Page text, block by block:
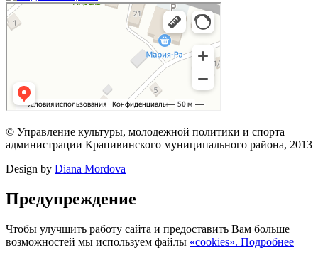
© Управление культуры, молодежной политики и спорта
администрации Крапивинского муниципального района, 2013
Design by Diana Mordova
Предупреждение
Чтобы улучшить работу сайта и предоставить Вам больше
возможностей мы используем файлы «cookies». Подробнее